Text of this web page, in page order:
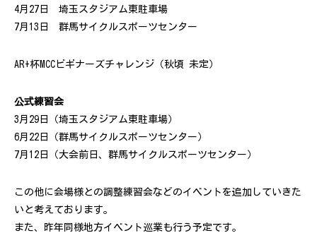
4月27日 埼玉スタジアム東駐車場
7月13日 群馬サイクルスポーツセンター
AR+杯MCCビギナーズチャレンジ（秋頃 未定）
公式練習会
3月29日（埼玉スタジアム東駐車場）
6月22日（群馬サイクルスポーツセンター）
7月12日（大会前日、群馬サイクルスポーツセンター）
この他に会場様との調整練習会などのイベントを追加していきた
いと考えております。
また、昨年同様地方イベント巡業も行う予定です。